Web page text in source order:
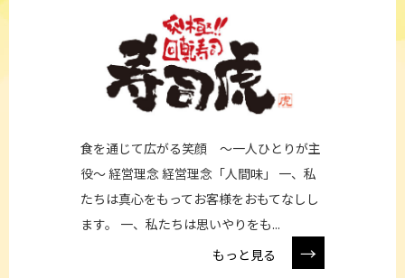
食を通じて広がる笑顔 ～一人ひとりが主
役～ 経営理念 経営理念「人間味」 一、私
たちは真心をもってお客様をおもてなしし
ます。 一、私たちは思いやりをも...
もっと見る
→